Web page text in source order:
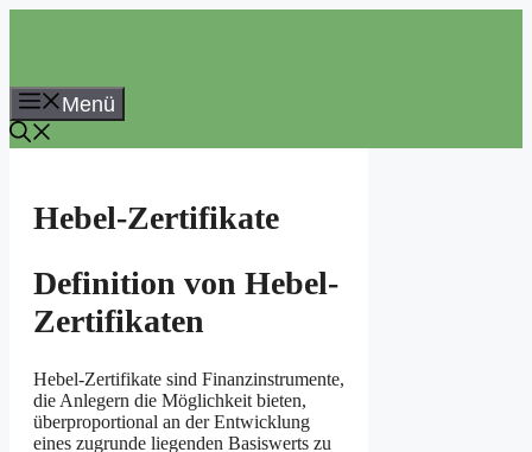
Menü
Hebel-Zertifikate
Definition von Hebel-
Zertifikaten
Hebel-Zertifikate sind Finanzinstrumente,
die Anlegern die Möglichkeit bieten,
überproportional an der Entwicklung
eines zugrunde liegenden Basiswerts zu